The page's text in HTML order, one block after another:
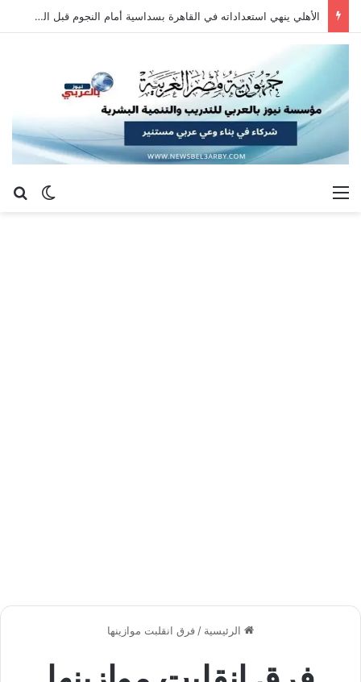
الأهلي ينهي استعداداته في القاهرة بسداسية أمام النجوم قبل السفر إلى إسبانيا
الوضع القائمة
الرئيسية /فرق انقلبت موازينها